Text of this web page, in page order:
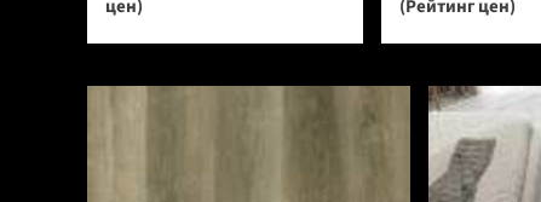
цен)
(Рейтинг цен)